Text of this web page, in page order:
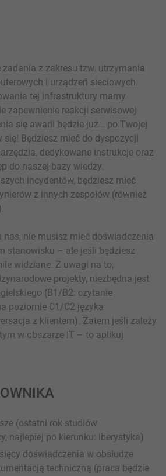
zadania z zakresu tzw. utrzymania
i urządzeń sieciowych.
tej infrastruktury mamy
zapewnienie reakcji serwisowej
się awarii będzie już… po Twojej
się! Będziesz mieć do dyspozycji
dedykowane instrukcje oraz
do naszej bazy wiedzy.
incydentów, będziesz mieć
z innych zespołów (również
nas, nie musisz mieć doświadczenia
stanowisku – ale jeśli będziesz
widziane. Z uwagi na to,
projekty, niezbędna jest
(B1/B2: czytanie
poziomie C1/C2 języka
z klientem). Zatem jeśli zależy
w obszarze IT – to aplikuj
(ostatni rok studiów
najlepiej po kierunku: iberystyka)
doświadczenia w obsłudze
techniczną (praca będzie